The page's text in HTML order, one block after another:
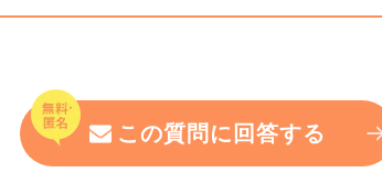
婚後も家族が住み続けることについて、
: 夫がローンを払い続ける場合、口約束で
こうせいしょうしょ）」という書類に残す。
宅ローンに詳しい専門家に相談されること
事なのは「名義」と「ローンの責任」が変
この質問に回答する